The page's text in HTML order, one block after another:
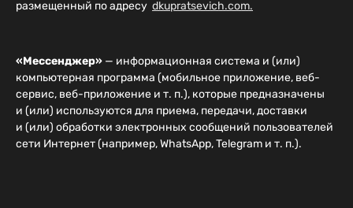
размещенный по адресу dkupratsevich.com.
«Мессенджер» — информационная система и (или)
компьютерная программа (мобильное приложение, веб-
сервис, веб-приложение и т. п.), которые предназначены
и (или) используются для приема, передачи, доставки
и (или) обработки электронных сообщений пользователей
сети Интернет (например, WhatsApp, Telegram и т. п.).